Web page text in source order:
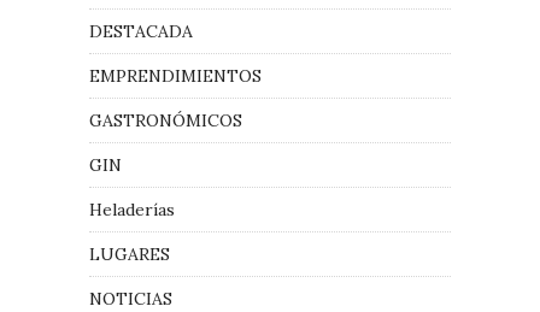
DESTACADA
EMPRENDIMIENTOS
GASTRONÓMICOS
GIN
Heladerías
LUGARES
NOTICIAS